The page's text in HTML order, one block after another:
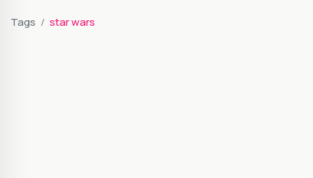
Tags star wars